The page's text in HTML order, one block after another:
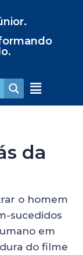
da
o homem
sucedidos
em
do filme